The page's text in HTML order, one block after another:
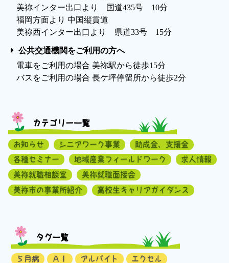
美祢インター出口より 国道435号 10分
福岡方面より 中国縦貫道
美祢西インター出口より 県道33号 15分
公共交通機関をご利用の方へ
電車をご利用の場合 美祢駅から徒歩15分
バスをご利用の場合 長ケ坪停留所から徒歩2分
カテゴリー一覧
お知らせ シニアワーク事業
助成金、支援金
各種セミナー
地域産業フィールドワーク
求人情報
美祢就職相談室
美祢就職面接会
美祢市の事業所紹介
高校生キャリアガイダンス
タグ一覧
５月病 ＡＩ アルバイト
エクセル